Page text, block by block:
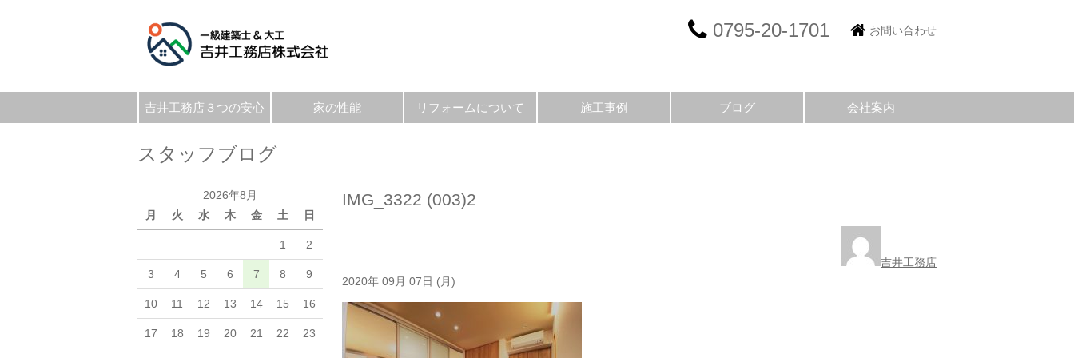
0795-20-1701 お問い合わせ
吉井工務店３つの安心 家の性能 リフォームについて 施工事例 ブログ 会社案内
スタッフブログ
2026年8月
月
火 水 木 金 土 日
1 2
3 4 5 6 7 8 9
10 11 12 13 14 15 16
17 18 19 20 21 22 23
IMG_3322 (003)2
吉井工務店
2020年 09月 07日 (月)